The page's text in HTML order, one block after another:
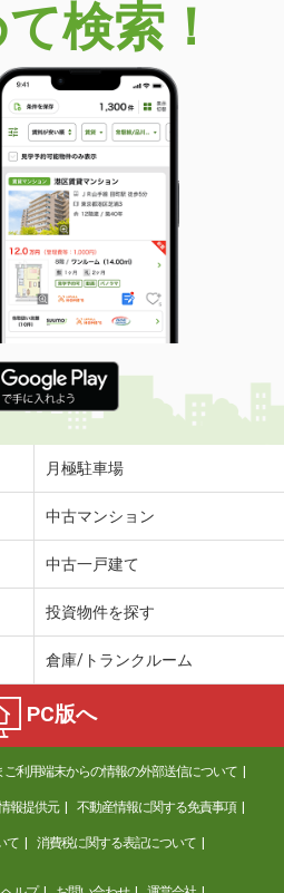
万円
賀県長浜市川崎町
万円
賀県守山市水保町
円
賀県大津市大萱１丁目
万円
万円
賀県近江八幡市土田町
検索！
月極駐車場
中古マンション
中古一戸建て
投資物件を探す
倉庫/トランクルーム
PC版へ
ご利用端末からの情報の外部送信について
報提供元 不動産情報に関する免責事項
て 消費税に関する表記について